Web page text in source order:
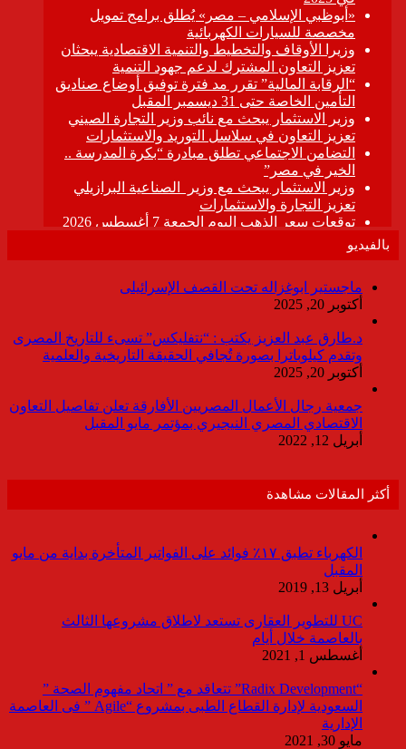
بالفيديو
ماجستير ابوغزاله تحت القصف الإسرائيلى
أكتوبر 20, 2025
د.طارق عبد العزيز يكتب : “نتفليكس” تسىء للتاريخ المصرى
وتقدم كيلوباترا بصورة تُجافي الحقيقة التاريخية والعلمية
أكتوبر 20, 2025
جمعية رجال الأعمال المصريين الأفارقة تعلن تفاصيل التعاون
الاقتصادي المصري النيجيري بمؤتمر مايو المقبل
أبريل 12, 2022
أكثر المقالات مشاهدة
الكهرباء تطبق ١٧٪ فوائد على الفواتير المتأخرة بداية من مايو
المقبل
أبريل 13, 2019
UC للتطوير العقارى تستعد لاطلاق مشروعها الثالث
بالعاصمة خلال أيام
أغسطس 1, 2021
“Radix Development” تتعاقد مع ” اتحاد مفهوم الصحة ”
السعودية لإدارة القطاع الطبى بمشروع “Agile ” فى العاصمة
الإدارية
مايو 30, 2021